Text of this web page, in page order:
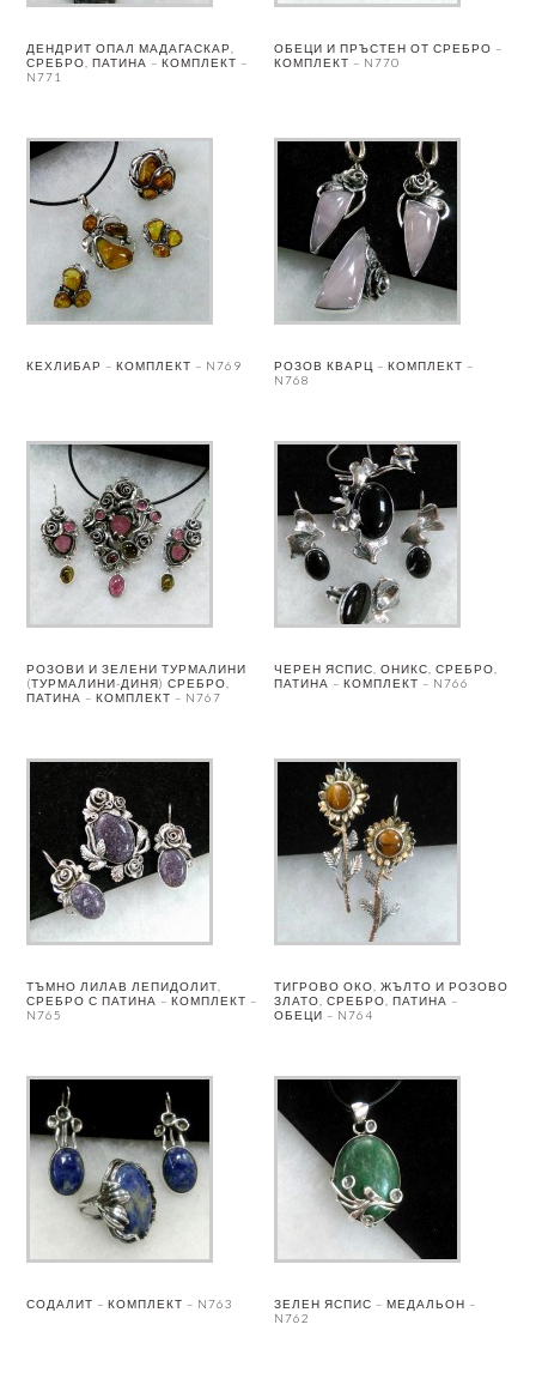
ДЕНДРИТ ОПАЛ МАДАГАСКАР,
СРЕБРО, ПАТИНА – КОМПЛЕКТ –
N771
ОБЕЦИ И ПРЪСТЕН ОТ СРЕБРО –
КОМПЛЕКТ – N770
КЕХЛИБАР – КОМПЛЕКТ – N769
РОЗОВ КВАРЦ – КОМПЛЕКТ –
N768
РОЗОВИ И ЗЕЛЕНИ ТУРМАЛИНИ
(ТУРМАЛИНИ-ДИНЯ) СРЕБРО,
ПАТИНА – КОМПЛЕКТ – N767
ЧЕРЕН ЯСПИС, ОНИКС, СРЕБРО,
ПАТИНА – КОМПЛЕКТ – N766
ТЪМНО ЛИЛАВ ЛЕПИДОЛИТ,
СРЕБРО С ПАТИНА – КОМПЛЕКТ –
N765
ТИГРОВО ОКО, ЖЪЛТО И РОЗОВО
ЗЛАТО, СРЕБРО, ПАТИНА –
ОБЕЦИ – N764
СОДАЛИТ – КОМПЛЕКТ – N763
ЗЕЛЕН ЯСПИС – МЕДАЛЬОН –
N762